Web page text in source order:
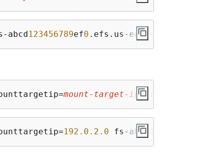
123456789ef0 .efs.us-east-
mount-target-ip file-system-id
192.0.2.0 fs-abcd 123456789